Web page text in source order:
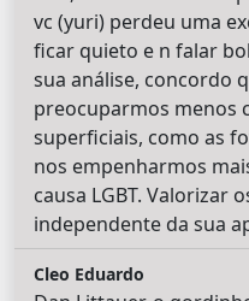
vc (yuri) perdeu uma
ficar quieto e n falar
sua análise, concordo
preocuparmos menos
superficiais, como as
nos empenharmos
causa LGBT. Valorizar
independente da sua
Cleo Eduardo